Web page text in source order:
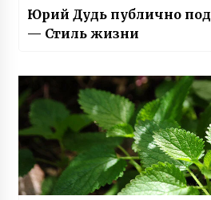
Юрий Дудь публично
— Стиль жизни